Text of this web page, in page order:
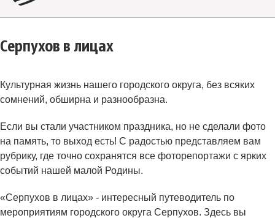
Серпухов в лицах
Культурная жизнь нашего городского округа, без всяких
сомнений, обширна и разнообразна.
Если вы стали участником праздника, но не сделали фото
на память, то выход есть! С радостью представляем вам
рубрику, где точно сохранятся все фоторепортажи с ярких
событий нашей малой Родины.
«Серпухов в лицах» - интересный путеводитель по
мероприятиям городского округа Серпухов. Здесь вы